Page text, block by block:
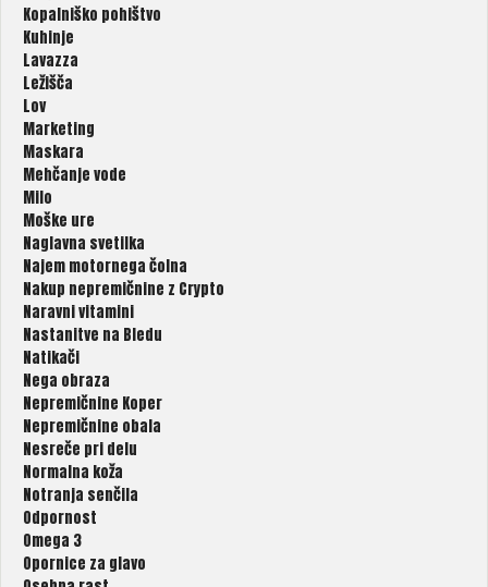
Kopalniško pohištvo
Kuhinje
Lavazza
Ležišča
Lov
Marketing
Maskara
Mehčanje vode
Milo
Moške ure
Naglavna svetilka
Najem motornega čolna
Nakup nepremičnine z Crypto
Naravni vitamini
Nastanitve na Bledu
Natikači
Nega obraza
Nepremičnine Koper
Nepremičnine obala
Nesreče pri delu
Normalna koža
Notranja senčila
Odpornost
Omega 3
Opornice za glavo